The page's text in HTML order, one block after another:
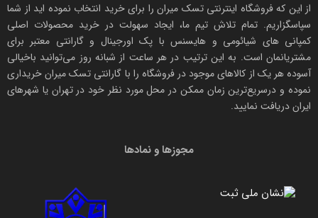
از این که فروشگاه اینترنتیتسک میران را برای خرید انتخاب نموده اید از شما
سپاسگزاریم. تمام تلاش تیم ما، ایجاد سهولت در خرید محصولات اصلی
کمپانی های شیائومی و هایسنس با پک اورجینال وگارانتی معتبر برای
مشتریانمان است. به این ترتیب در هر ساعت از شبانه روز می‌توانید باخیالی
آسوده هر یک از کالاهای موجود در فروشگاه را با گارانتی تسک میرانخریداری
نموده و درسریع‌ترین زمان ممکن در محل مورد نظر خود در تهران یا شهرهای
ایران دریافت نمایید.
مجوزها و نمادها